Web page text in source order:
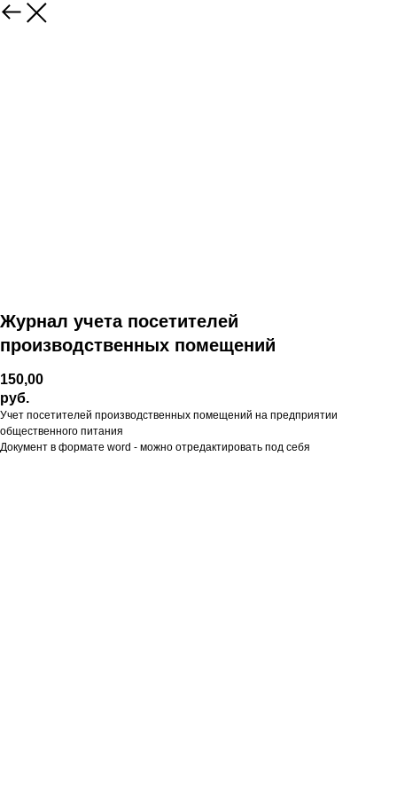
Журнал учета посетителей
производственных помещений
150,00
руб.
Учет посетителей производственных помещений на предприятии
общественного питания
Документ в формате word - можно отредактировать под себя